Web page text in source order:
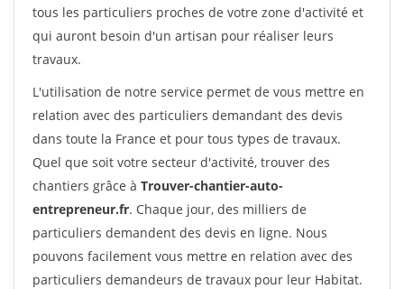
tous les particuliers proches de votre zone d'activité et
qui auront besoin d'un artisan pour réaliser leurs
travaux.
L'utilisation de notre service permet de vous mettre en
relation avec des particuliers demandant des devis
dans toute la France et pour tous types de travaux.
Quel que soit votre secteur d'activité, trouver des
chantiers grâce à Trouver-chantier-auto-
entrepreneur.fr. Chaque jour, des milliers de
particuliers demandent des devis en ligne. Nous
pouvons facilement vous mettre en relation avec des
particuliers demandeurs de travaux pour leur Habitat.